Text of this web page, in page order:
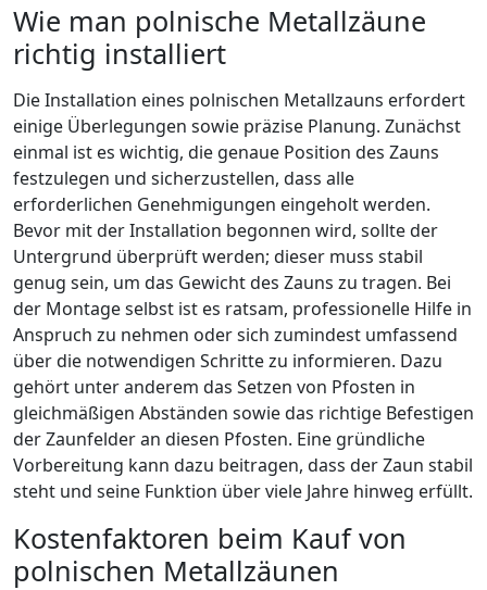
Wie man polnische Metallzäune
richtig installiert
Die Installation eines polnischen Metallzauns erfordert
einige Überlegungen sowie präzise Planung. Zunächst
einmal ist es wichtig, die genaue Position des Zauns
festzulegen und sicherzustellen, dass alle
erforderlichen Genehmigungen eingeholt werden.
Bevor mit der Installation begonnen wird, sollte der
Untergrund überprüft werden; dieser muss stabil
genug sein, um das Gewicht des Zauns zu tragen. Bei
der Montage selbst ist es ratsam, professionelle Hilfe in
Anspruch zu nehmen oder sich zumindest umfassend
über die notwendigen Schritte zu informieren. Dazu
gehört unter anderem das Setzen von Pfosten in
gleichmäßigen Abständen sowie das richtige Befestigen
der Zaunfelder an diesen Pfosten. Eine gründliche
Vorbereitung kann dazu beitragen, dass der Zaun stabil
steht und seine Funktion über viele Jahre hinweg erfüllt.
Kostenfaktoren beim Kauf von
polnischen Metallzäunen